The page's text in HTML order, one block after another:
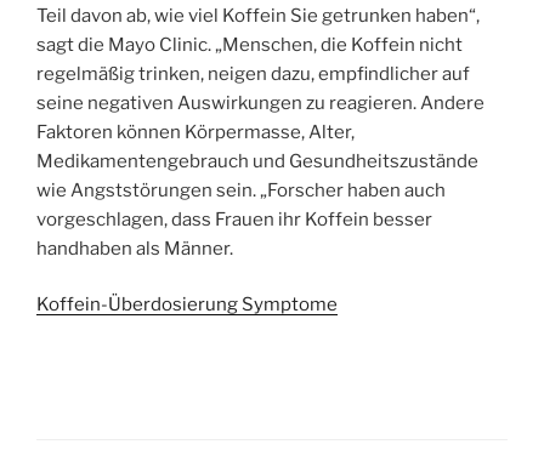
Teil davon ab, wie viel Koffein Sie getrunken haben“,
sagt die Mayo Clinic. „Menschen, die Koffein nicht
regelmäßig trinken, neigen dazu, empfindlicher auf
seine negativen Auswirkungen zu reagieren. Andere
Faktoren können Körpermasse, Alter,
Medikamentengebrauch und Gesundheitszustände
wie Angststörungen sein. „Forscher haben auch
vorgeschlagen, dass Frauen ihr Koffein besser
handhaben als Männer.
Koffein-Überdosierung Symptome